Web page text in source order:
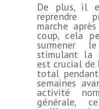
De plus, il
reprendre
marche
coup, cela
surmener
stimulant la
est crucial de
total
semaines
activité
générale,